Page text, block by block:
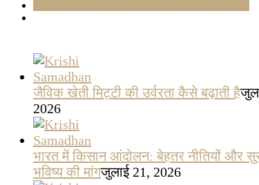
जैविक खेती मिट्टी की उर्वरता कैसे बढ़ाती है
2026
भारत में किसान आंदोलन: बेहतर नीतियों और
भविष्य की मांगजुलाई 21, 2026